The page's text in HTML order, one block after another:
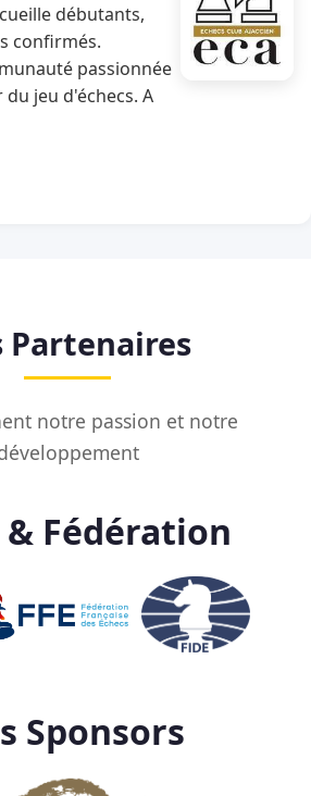
débutants,
confirmés.
passionnée
jeu d'échecs. A
Partenaires
notre passion et notre
Fédération
Sponsors